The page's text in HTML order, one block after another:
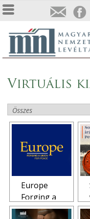
Virtuális
Europe
Forging a
Union for